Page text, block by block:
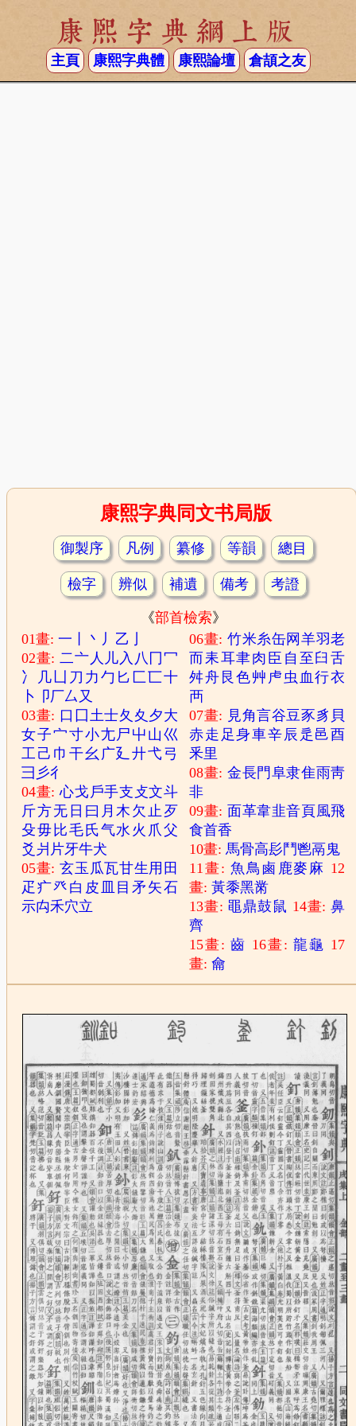
康熙字典網上版
主頁 康熙字典體 康熙論壇 倉頡之友
康熙字典同文书局版
御製序 凡例 纂修 等韻 總目
檢字 辨似 補遺 備考 考證
《部首檢索》
01畫:一 丶 丿 乙
02畫:二亠 人 儿入 八 冂冖
冫
几 凵 刀 力 勹 匕 匚匸十
卜
卩厂厶 又
03畫: 口 囗 土士夂 夊 夕大
女子宀寸小尢尸 屮 山巛
工 己 巾 干幺 广廴廾弋弓
彐 彡彳
04畫:心戈 戶手支 攴文斗
斤方无 日 曰 月木 欠止 歹
殳毋 比毛 氏气水 火 爪父
爻 爿 片牙牛犬
05畫:玄玉 瓜瓦甘生用 田
疋 疒癶 白 皮 目矛 矢石
示禸禾穴立
06畫: 竹米糸缶网 羊羽老
而耒耳聿肉 臣 自 至 臼舌
舛舟 艮色艸 虍 虫 血行衣
襾
07畫: 見角言谷豆豕豸 貝
赤走 足身車辛辰 辵 邑酉
釆里
08畫: 金長門 阜隶隹雨靑
非
09畫: 面革韋韭音頁風飛
食首香
10畫:馬骨高髟 鬥鬯鬲 鬼
11畫: 魚鳥 鹵 鹿麥 麻 12
畫:黃黍黑黹
13畫: 黽鼎鼓鼠 14畫:鼻
齊
15畫:齒 16畫:龍龜 17
畫:龠